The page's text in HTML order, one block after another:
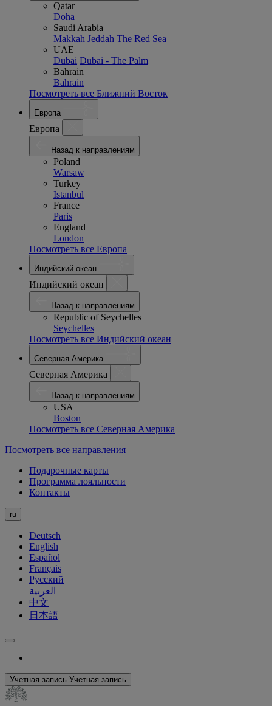
Qatar
Doha
Saudi Arabia
Makkah Jeddah The Red Sea
UAE
Dubai Dubai - The Palm
Bahrain
Bahrain
Посмотреть все Ближний Восток
Европа
Европа
Назад к направлениям
Poland
Warsaw
Turkey
Istanbul
France
Paris
England
London
Посмотреть все Европа
Индийский океан
Индийский океан
Назад к направлениям
Republic of Seychelles
Seychelles
Посмотреть все Индийский океан
Северная Америка
Северная Америка
Назад к направлениям
USA
Boston
Посмотреть все Северная Америка
Посмотреть все направления
Подарочные карты
Программа лояльности
Контакты
ru
Deutsch
English
Español
Français
Русский
العربية
中文
日本語
Учетная запись Учетная запись